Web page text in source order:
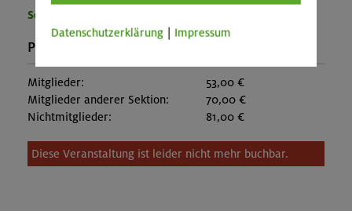
Sektion München
Preise:
Mitglieder:
53,00 €
Mitglieder anderer Sektion:
70,00 €
Nichtmitglieder:
81,00 €
Diese Veranstaltung ist leider nicht mehr buchbar.
Datenschutzerklärung Impressum